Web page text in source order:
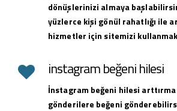
dönüşlerinizi almaya
yüzlerce kişi gönül rahatlığı ile
hizmetler için sitemizi
instagram beğeni hilesi
İnstagram beğeni hilesi arttırma
gönderilere beğeni